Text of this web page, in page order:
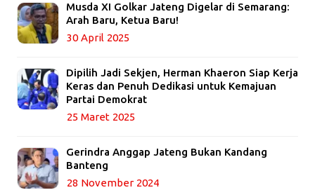
Musda XI Golkar Jateng Digelar di Semarang:
Arah Baru, Ketua Baru!
30 April 2025
Dipilih Jadi Sekjen, Herman Khaeron Siap Kerja
Keras dan Penuh Dedikasi untuk Kemajuan
Partai Demokrat
25 Maret 2025
Gerindra Anggap Jateng Bukan Kandang
Banteng
28 November 2024